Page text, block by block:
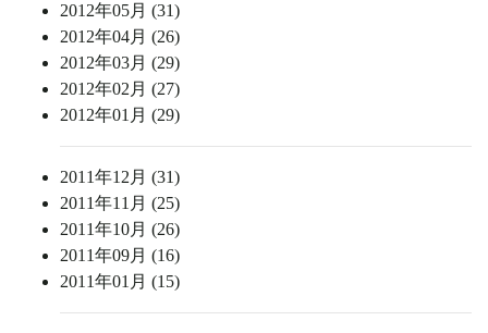
2012年05月 (31)
2012年04月 (26)
2012年03月 (29)
2012年02月 (27)
2012年01月 (29)
2011年12月 (31)
2011年11月 (25)
2011年10月 (26)
2011年09月 (16)
2011年01月 (15)